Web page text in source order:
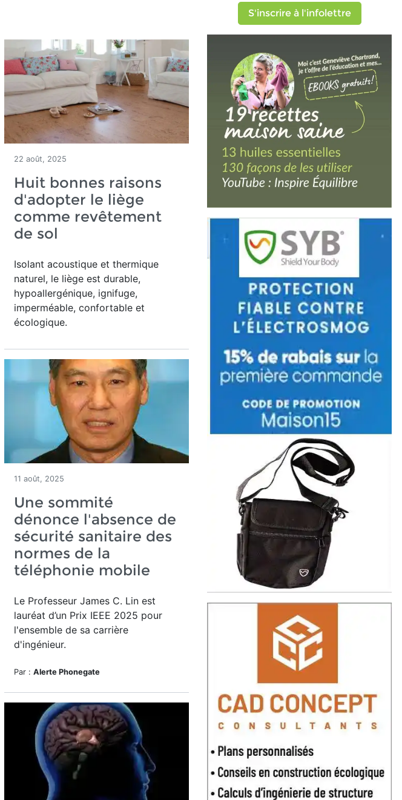
22 août, 2025
Huit bonnes raisons
d'adopter le liège
comme revêtement
de sol
Isolant acoustique et thermique
naturel, le liège est durable,
hypoallergénique, ignifuge,
imperméable, confortable et
écologique.
11 août, 2025
Une sommité
dénonce l'absence de
sécurité sanitaire des
normes de la
téléphonie mobile
Le Professeur James C. Lin est
lauréat d’un Prix IEEE 2025 pour
l'ensemble de sa carrière
d'ingénieur.
Par : Alerte Phonegate
S'inscrire à l'infolettre